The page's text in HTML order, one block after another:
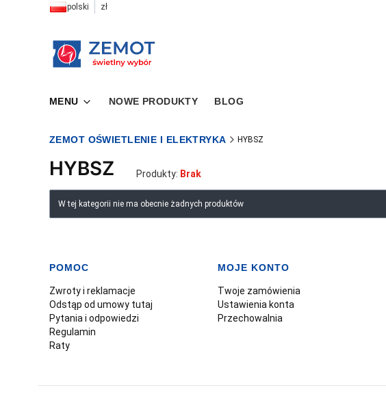
polski zł
MENU NOWE PRODUKTY BLOG
ZEMOT OŚWIETLENIE I ELEKTRYKA HYBSZ
HYBSZ Produkty: Brak
Lista produktów
W tej kategorii nie ma obecnie żadnych produktów
Linki w stopce
POMOC
Zwroty i reklamacje
Odstąp od umowy tutaj
Pytania i odpowiedzi
Regulamin
Raty
MOJE KONTO
Twoje zamówienia
Ustawienia konta
Przechowalnia